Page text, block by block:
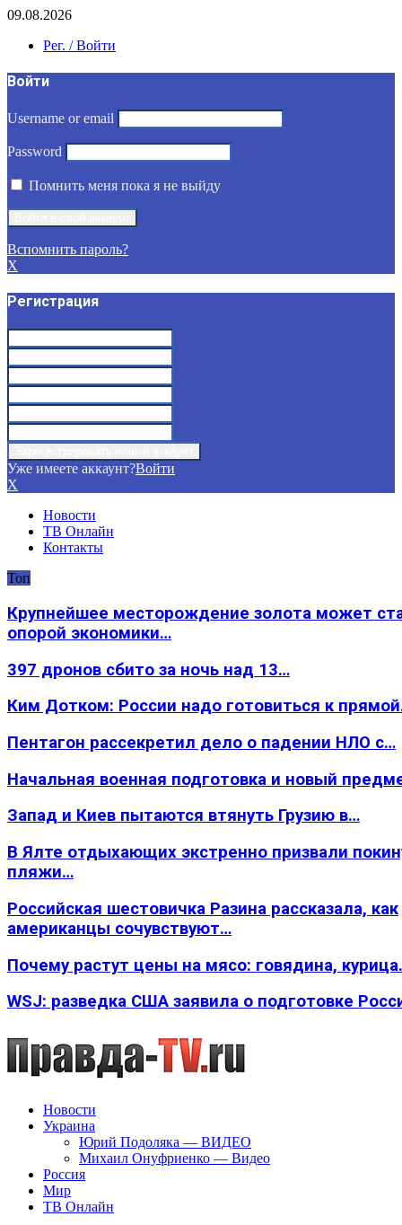
09.08.2026
Рег. / Войти
Войти
Username or email
Password
Помнить меня пока я не выйду
Вспомнить пароль?
X
Регистрация
Уже имеете аккаунт?Войти
X
Новости
ТВ Онлайн
Контакты
Топ
Крупнейшее месторождение золота может
опорой экономики…
397 дронов сбито за ночь над 13…
Ким Дотком: России надо готовиться к
Пентагон рассекретил дело о падении НЛО с…
Начальная военная подготовка и новый
Запад и Киев пытаются втянуть Грузию в…
В Ялте отдыхающих экстренно призвали
пляжи…
Российская шестовичка Разина рассказала, как
американцы сочувствуют…
Почему растут цены на мясо: говядина,
WSJ: разведка США заявила о подготовке
Новости
Украина
Юрий Подоляка — ВИДЕО
Михаил Онуфриенко — Видео
Россия
Мир
ТВ Онлайн